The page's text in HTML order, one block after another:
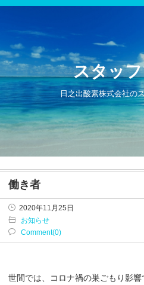
スタッ
日之出酸素株式会社の
働き者
2020年11月25日
お知らせ
Comment(0)
世間では、コロナ禍の巣ごもり影